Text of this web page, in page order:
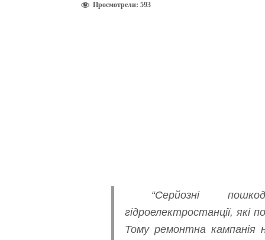
Просмотрели: 593
“Серйозні
гідроелектростанції, які
Тому ремонтна кампанія